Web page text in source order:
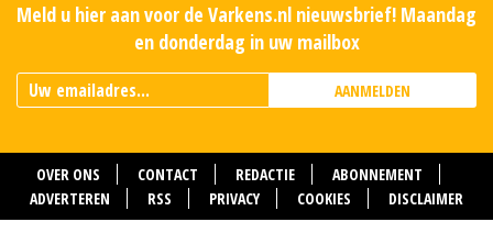
Meld u hier aan voor de Varkens.nl nieuwsbrief! Maandag
en donderdag in uw mailbox
AANMELDEN
OVER ONS CONTACT REDACTIE
ABONNEMENT
ADVERTEREN
RSS PRIVACY COOKIES DISCLAIMER